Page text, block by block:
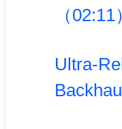
（02:11
Ultra-